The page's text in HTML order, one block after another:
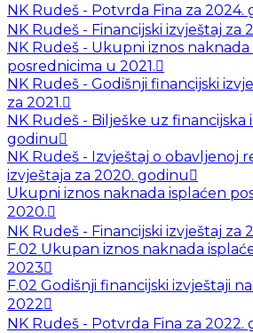
NK Rudeš - Potvrda Fina za 2024.
NK Rudeš - Financijski izvještaj za
NK Rudeš - Ukupni iznos naknada
posrednicima u 2021.
NK Rudeš - Godišnji financijski
za 2021.
NK Rudeš - Bilješke uz financijska
godinu
NK Rudeš - Izvještaj o obavljenoj
izvještaja za 2020. godinu
Ukupni iznos naknada isplaćen
2020.
NK Rudeš - Financijski izvještaj za
F.02 Ukupan iznos naknada
2023
F.02 Godišnji financijski izvještaji
2022
NK Rudeš - Potvrda Fina za 2022.